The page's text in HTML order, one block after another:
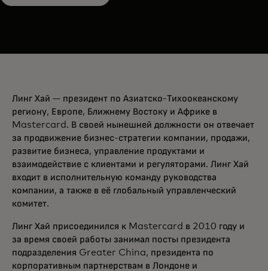
Линг Хай — президент по Азиатско-Тихоокеанскому
региону, Европе, Ближнему Востоку и Африке в
Mastercard. В своей нынешней должности он отвечает
за продвижение бизнес-стратегии компании, продажи,
развитие бизнеса, управление продуктами и
взаимодействие с клиентами и регуляторами. Линг Хай
входит в исполнительную команду руководства
компании, а также в её глобальный управленческий
комитет.
Линг Хай присоединился к Mastercard в 2010 году и
за время своей работы занимал посты президента
подразделения Greater China, президента по
корпоративным партнерствам в Лондоне и